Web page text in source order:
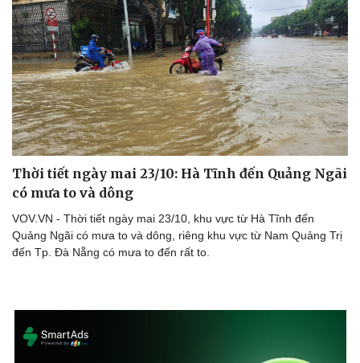
Thời tiết ngày mai 23/10: Hà Tĩnh đến Quảng Ngãi
có mưa to và dông
VOV.VN - Thời tiết ngày mai 23/10, khu vực từ Hà Tĩnh đến
Quảng Ngãi có mưa to và dông, riêng khu vực từ Nam Quảng Trị
đến Tp. Đà Nẵng có mưa to đến rất to.